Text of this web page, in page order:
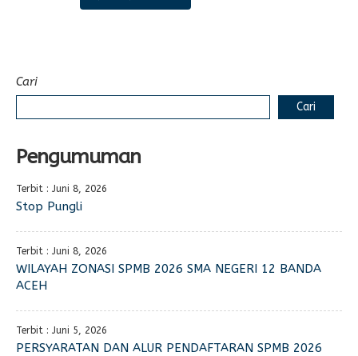
Cari
Cari
Pengumuman
Terbit : Juni 8, 2026
Stop Pungli
Terbit : Juni 8, 2026
WILAYAH ZONASI SPMB 2026 SMA NEGERI 12 BANDA
ACEH
Terbit : Juni 5, 2026
PERSYARATAN DAN ALUR PENDAFTARAN SPMB 2026